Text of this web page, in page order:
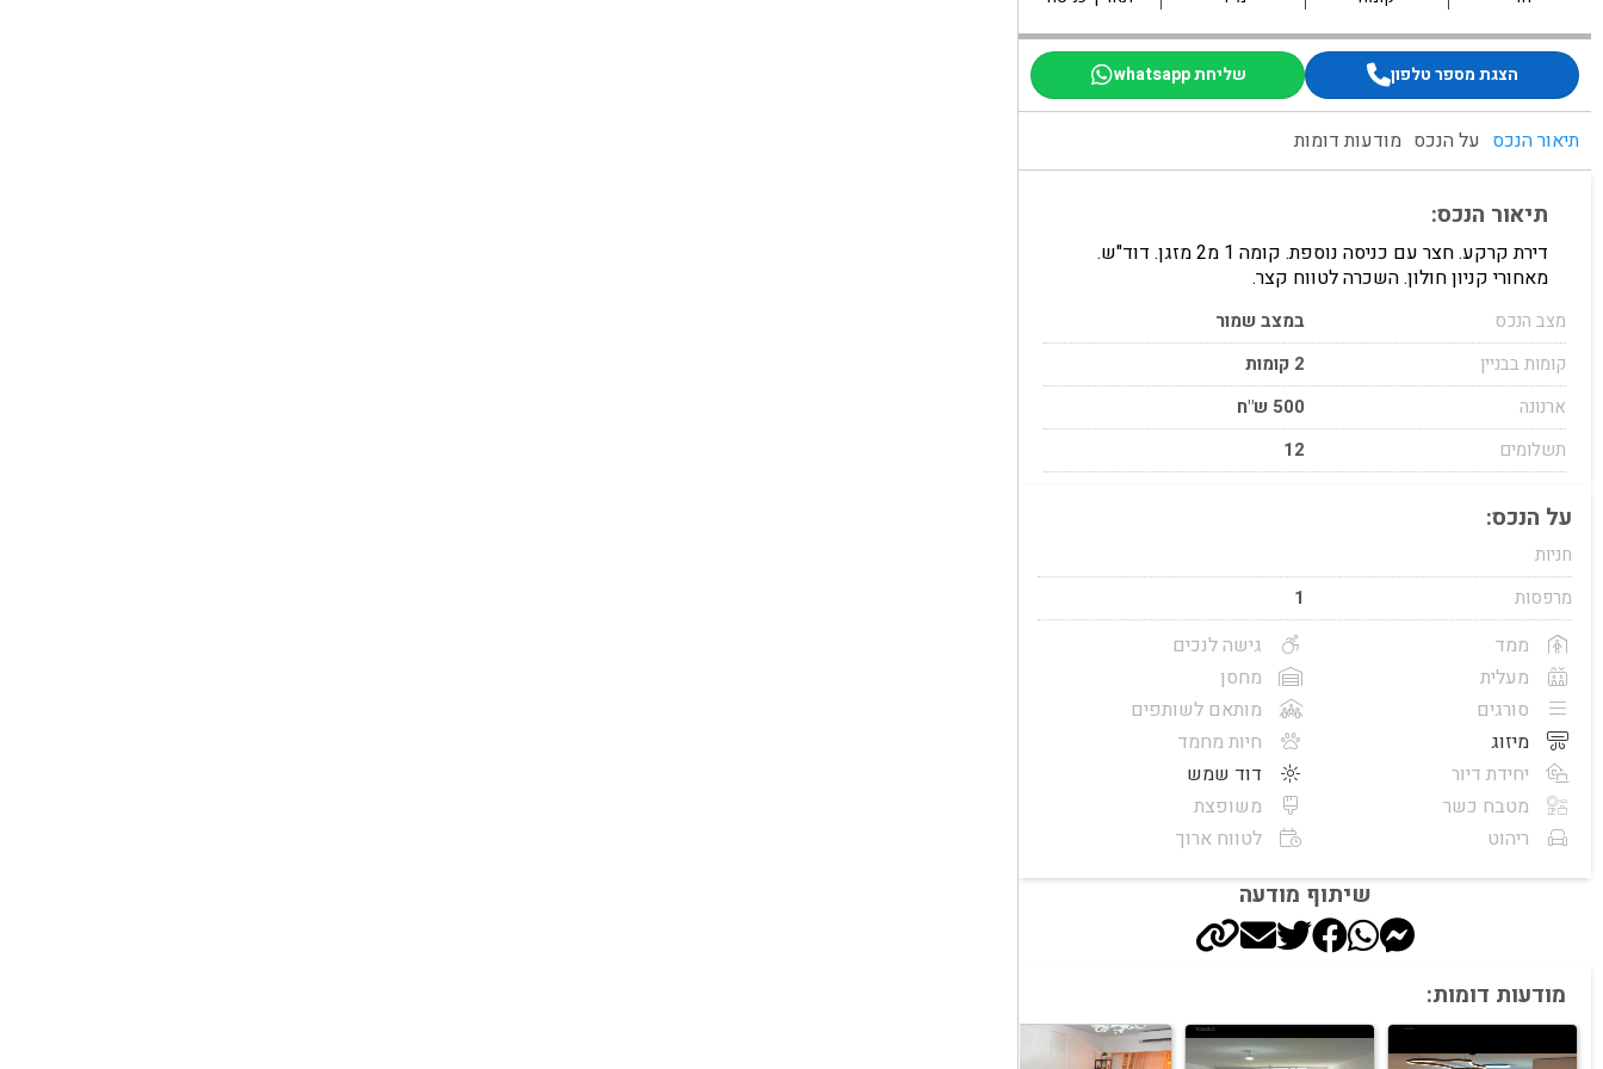
הצגת מספר טלפון שליחת whatsapp
תיאור הנכס על הנכס מודעות דומות
תיאור הנכס:
דירת קרקע. חצר עם כניסה נוספת. קומה 1 מ2 מזגן. דוד"ש.
מאחורי קניון חולון. השכרה לטווח קצר.
מצב הנכס
במצב שמור
קומות בבניין
2 קומות
ארנונה
500 ש"ח
תשלומים
12
על הנכס:
חניות
מרפסות
1
ממד
מעלית
סורגים
מיזוג
יחידת דיור
מטבח כשר
ריהוט
גישה לנכים
מחסן
מותאם לשותפים
חיות מחמד
דוד שמש
משופצת
לטווח ארוך
שיתוף מודעה
מודעות דומות: